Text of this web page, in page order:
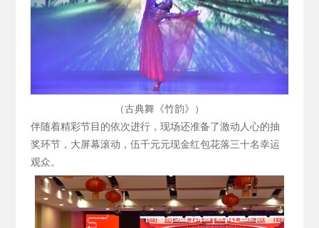
（古典舞《竹韵》）
伴随着精彩节目的依次进行，现场还准备了激动人心的抽
奖环节，大屏幕滚动，伍千元元现金红包花落三十名幸运
观众。